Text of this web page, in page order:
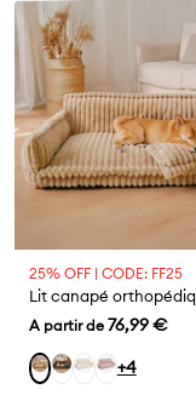
25% OFF | CODE: FF25
Prix
de
vente
A partir de 76,99 €
Chameau
GrisblancRose
+4